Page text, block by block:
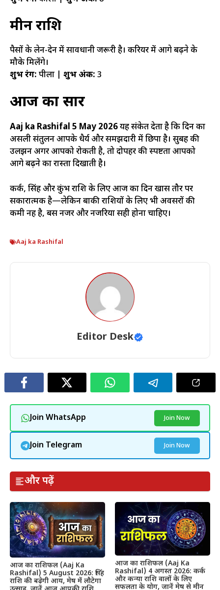
मीन राशि
पैसों के लेन-देन में सावधानी जरूरी है। करियर में आगे बढ़ने के
मौके मिलेंगे।
शुभ रंग: पीला | शुभ अंक: 3
आज का सार
Aaj ka Rashifal 5 May 2026यह संकेत देता है कि दिन का
असली संतुलन आपके धैर्य और समझदारी में छिपा है। सुबह की
उलझन अगर आपको रोकती है, तो दोपहर की स्पष्टता आपको
आगे बढ़ने का रास्ता दिखाती है।
कर्क, सिंह और कुंभ राशि के लिए आज का दिन खास तौर पर
सकारात्मक है—लेकिन बाकी राशियों के लिए भी अवसरों की
कमी नहीं है, बस नजर और नजरिया सही होना चाहिए।
Aaj ka Rashifal
Editor Desk
Join WhatsApp Join Now
Join Telegram Join Now
और पढ़ें
आज का राशिफल (Aaj Ka
Rashifal) 5 August 2026: सिंह
राशि की बढ़ेगी आय, मेष में लौटेगा
आज का राशिफल (Aaj Ka
Rashifal) 4 अगस्त 2026: कर्क
और कन्या राशि वालों के लिए
सफलता के योग, जानें मेष से मीन